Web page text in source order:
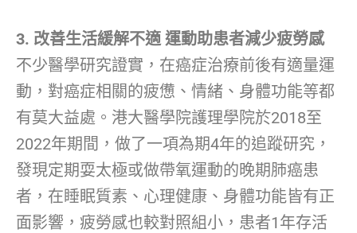
3. 改善生活緩解不適 運動助患者減少疲勞感
不少醫學研究證實，在癌症治療前後有適量運
動，對癌症相關的疲憊、情緒、身體功能等都
有莫大益處。港大醫學院護理學院於2018至
2022年期間，做了一項為期4年的追蹤研究，
發現定期耍太極或做帶氧運動的晚期肺癌患
者，在睡眠質素、心理健康、身體功能皆有正
面影響，疲勞感也較對照組小，患者1年存活